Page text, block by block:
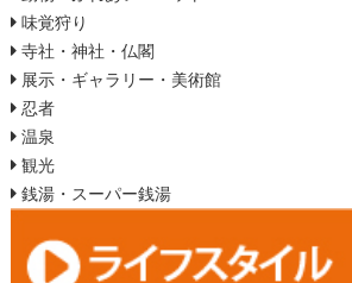
味覚狩り
寺社・神社・仏閣
展示・ギャラリー・美術館
忍者
温泉
観光
銭湯・スーパー銭湯